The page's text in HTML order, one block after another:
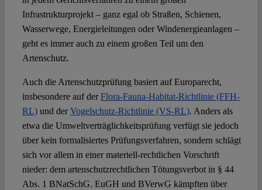
Infrastrukturprojekt – ganz egal ob Straßen, Schienen,
Wasserwege, Energieleitungen oder Windenergieanlagen –
geht es immer auch zu einem großen Teil um den
Artenschutz.
Auch die Artenschutzprüfung basiert auf Europarecht,
insbesondere auf derFlora-Fauna-Habitat-Richtlinie (FFH-
RL)und derVogelschutz-Richtlinie (VS-RL). Anders als
etwa die Umweltverträglichkeitsprüfung verfügt sie jedoch
über kein formalisiertes Prüfungsverfahren, sondern schlägt
sich vor allem in einer materiell-rechtlichen Vorschrift
nieder: dem artenschutzrechtlichen Tötungsverbot in § 44
Abs. 1 BNatSchG. EuGH und BVerwG kämpften über